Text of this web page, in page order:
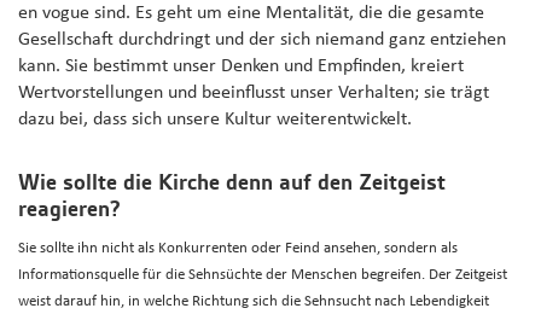
en vogue sind. Es geht um eine Mentalität, die die gesamte
Gesellschaft durchdringt und der sich niemand ganz entziehen
kann. Sie bestimmt unser Denken und Empfinden, kreiert
Wertvorstellungen und beeinflusst unser Verhalten; sie trägt
dazu bei, dass sich unsere Kultur weiterentwickelt.
Wie sollte die Kirche denn auf den Zeitgeist
reagieren?
Sie sollte ihn nicht als Konkurrenten oder Feind ansehen, sondern als
Informationsquelle für die Sehnsüchte der Menschen begreifen. Der Zeitgeist
weist darauf hin, in welche Richtung sich die Sehnsucht nach Lebendigkeit